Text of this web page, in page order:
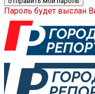
Пароль будет выслан